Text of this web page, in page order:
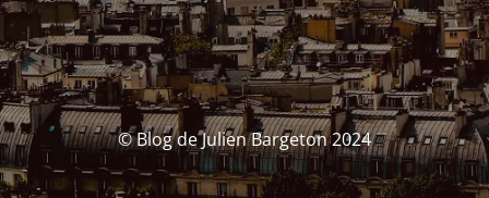
© Blog de Julien Bargeton 2024